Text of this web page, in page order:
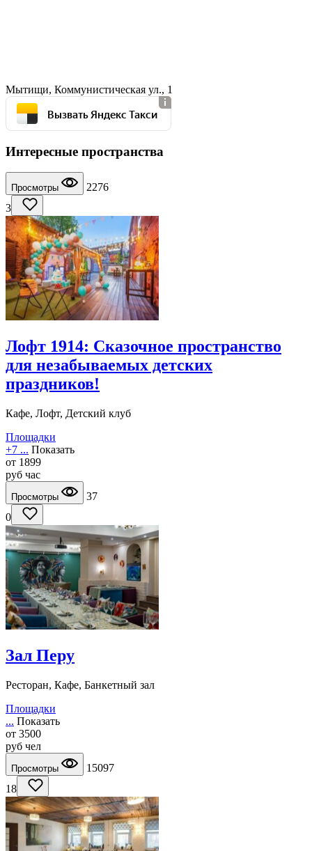
Мытищи, Коммунистическая ул., 1
Вызвать Яндекс Такси
Интересные пространства
Просмотры
2276
3
Лофт 1914: Сказочное пространство
для незабываемых детских
праздников!
Кафе, Лофт, Детский клуб
Площадки
+7 ... Показать
от 1899
руб час
Просмотры
37
0
Зал Перу
Ресторан, Кафе, Банкетный зал
Площадки
... Показать
от 3500
руб чел
Просмотры
15097
18